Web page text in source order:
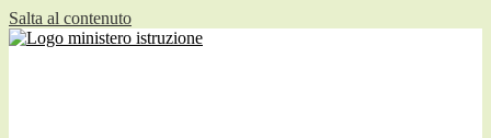
Salta al contenuto